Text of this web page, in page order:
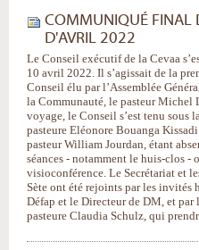
COMMUNIQUÉ FINAL
D'AVRIL 2022
Le Conseil exécutif de la Cevaa
10 avril 2022. Il s’agissait de la
Conseil élu par l’Assemblée
la Communauté, le pasteur Michel
voyage, le Conseil s’est tenu sous
pasteure Eléonore Bouanga
pasteur William Jourdan, étant
séances - notamment le huis-clos -
visioconférence. Le Secrétariat et
Sète ont été rejoints par les invités
Défap et le Directeur de DM, et par
pasteure Claudia Schulz, qui